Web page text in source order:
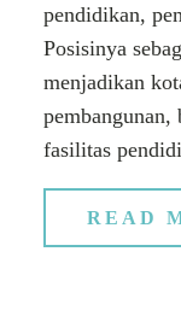
pendidikan,
Posisinya
menjadikan
pembangunan,
fasilitas
READ